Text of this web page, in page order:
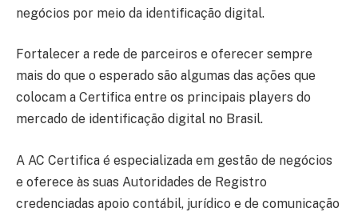
negócios por meio da identificação digital.
Fortalecer a rede de parceiros e oferecer sempre
mais do que o esperado são algumas das ações que
colocam a Certifica entre os principais players do
mercado de identificação digital no Brasil.
A AC Certifica é especializada em gestão de negócios
e oferece às suas Autoridades de Registro
credenciadas apoio contábil, jurídico e de comunicação